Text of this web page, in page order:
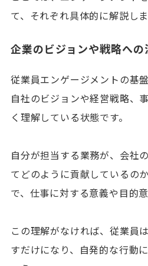
て、それぞれ具体的に解説しま
企業のビジョンや戦略への
従業員エンゲージメントの基
自社のビジョンや経営戦略、
く理解している状態です。
自分が担当する業務が、会社
てどのように貢献しているの
で、仕事に対する意義や目的
この理解がなければ、従業員
すだけになり、自発的な行動